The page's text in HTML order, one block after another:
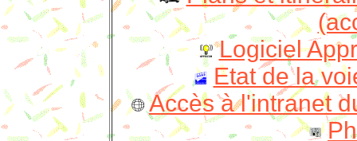
Logiciel
Etat de la
Accès à l'intranet